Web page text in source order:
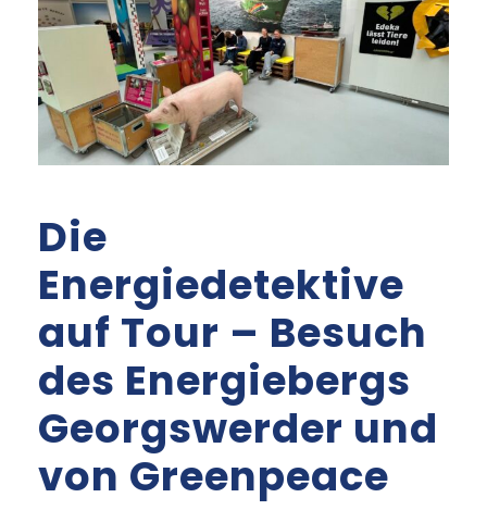
Die
Energiedetektive
auf Tour – Besuch
des Energiebergs
Georgswerder und
von Greenpeace